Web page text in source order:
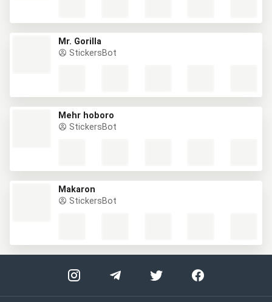
Mr. Gorilla
StickersBot
Mehr hoboro
StickersBot
Makaron
StickersBot